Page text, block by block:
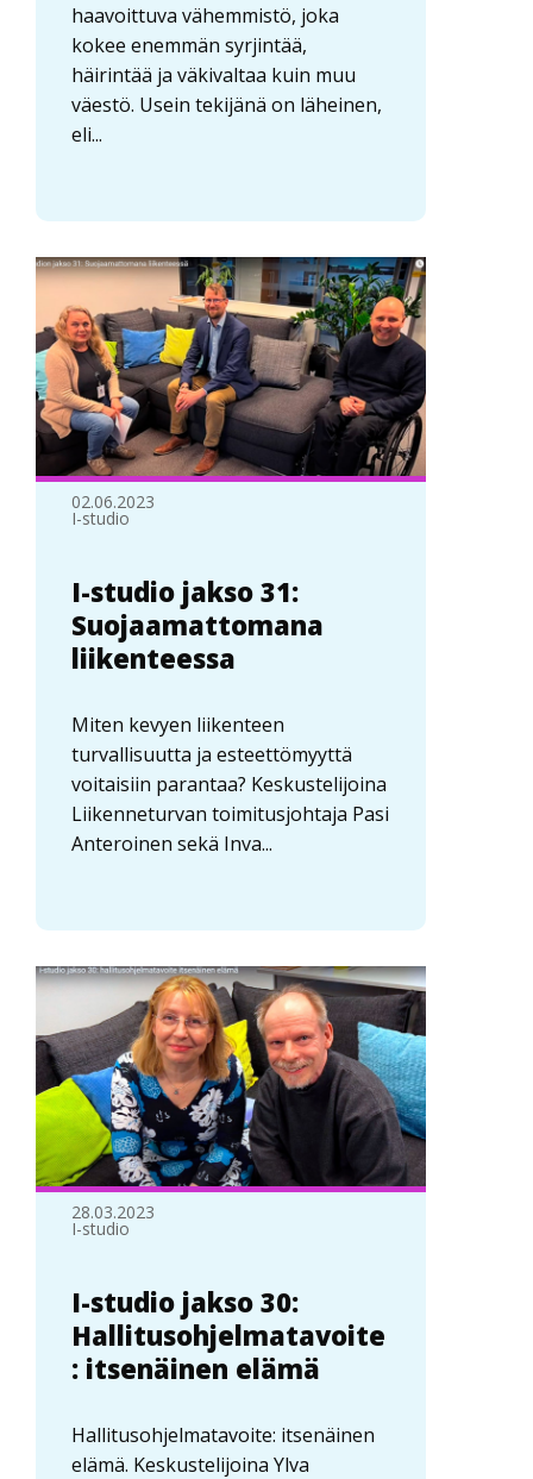
haavoittuva vähemmistö, joka
kokee enemmän syrjintää,
häirintää ja väkivaltaa kuin muu
väestö. Usein tekijänä on läheinen,
eli...
02.06.2023
I-studio
I-studio jakso 31:
Suojaamattomana
liikenteessa
Miten kevyen liikenteen
turvallisuutta ja esteettömyyttä
voitaisiin parantaa? Keskustelijoina
Liikenneturvan toimitusjohtaja Pasi
Anteroinen sekä Inva...
28.03.2023
I-studio
I-studio jakso 30:
Hallitusohjelmatavoite
: itsenäinen elämä
Hallitusohjelmatavoite: itsenäinen
elämä. Keskustelijoina Ylva